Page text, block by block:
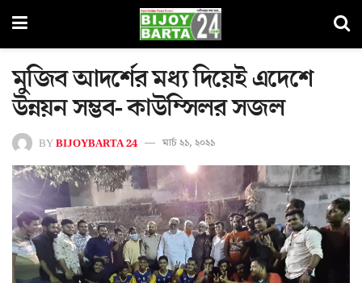
মুজিব আদর্শের মধ্য দিয়েই এদেশে
উন্নয়ন সম্ভব- কাউম্সিলর সজল
BYBIJOYBARTA 24 মার্চ ২১, ২০২১